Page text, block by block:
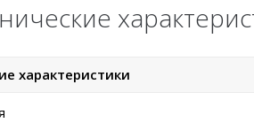
характеристики